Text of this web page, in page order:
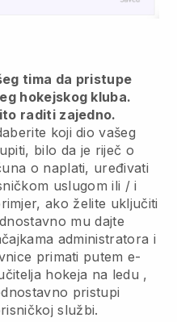
tima da pristupe
hokejskog kluba.
raditi zajedno.
koji dio vašeg
bilo da je riječ o
o naplati, uređivati
uslugom ili / i
ako želite uključiti
mu dajte
administratora i
primati putem e-
hokeja na ledu ,
pristupi
službi.